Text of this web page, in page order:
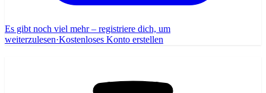
Es gibt noch viel mehr – registriere dich, um
weiterzulesen·Kostenloses Konto erstellen